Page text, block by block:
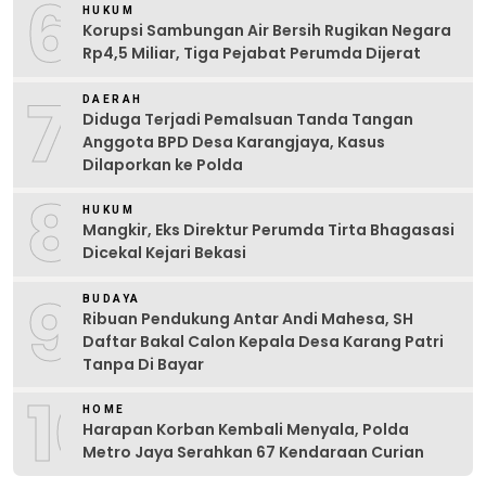
6 HUKUM
Korupsi Sambungan Air Bersih Rugikan Negara
Rp4,5 Miliar, Tiga Pejabat Perumda Dijerat
7 DAERAH
Diduga Terjadi Pemalsuan Tanda Tangan
Anggota BPD Desa Karangjaya, Kasus
Dilaporkan ke Polda
8 HUKUM
Mangkir, Eks Direktur Perumda Tirta Bhagasasi
Dicekal Kejari Bekasi
9 BUDAYA
Ribuan Pendukung Antar Andi Mahesa, SH
Daftar Bakal Calon Kepala Desa Karang Patri
Tanpa Di Bayar
10HOME
Harapan Korban Kembali Menyala, Polda
Metro Jaya Serahkan 67 Kendaraan Curian